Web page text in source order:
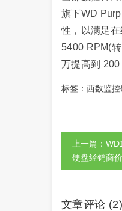
旗下WD
性，以满足
5400 RPM(
万提高到 200
标签： 西数监控
上一篇：
硬盘经销商
文章评论 (2)